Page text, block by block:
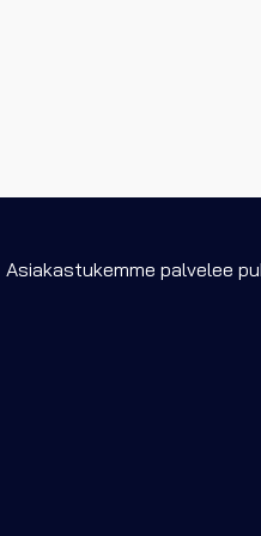
Asiakastukemme palvelee